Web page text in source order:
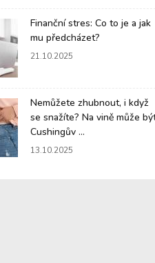
Finanční stres: Co to je a jak
mu předcházet?
21.10.2025
Nemůžete zhubnout, i když
se snažíte? Na vině může
Cushingův ...
13.10.2025